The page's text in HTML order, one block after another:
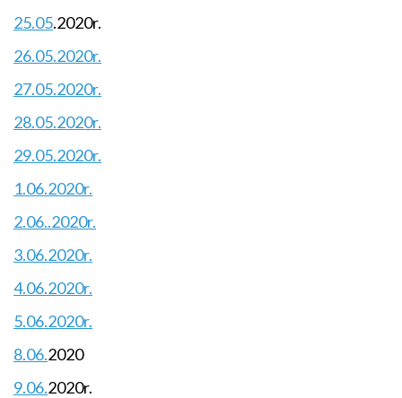
25.05.2020r.
26.05.2020r.
27.05.2020r.
28.05.2020r.
29.05.2020r.
1.06.2020r.
2.06..2020r.
3.06.2020r.
4.06.2020r.
5.06.2020r.
8.06.2020
9.06.2020r.